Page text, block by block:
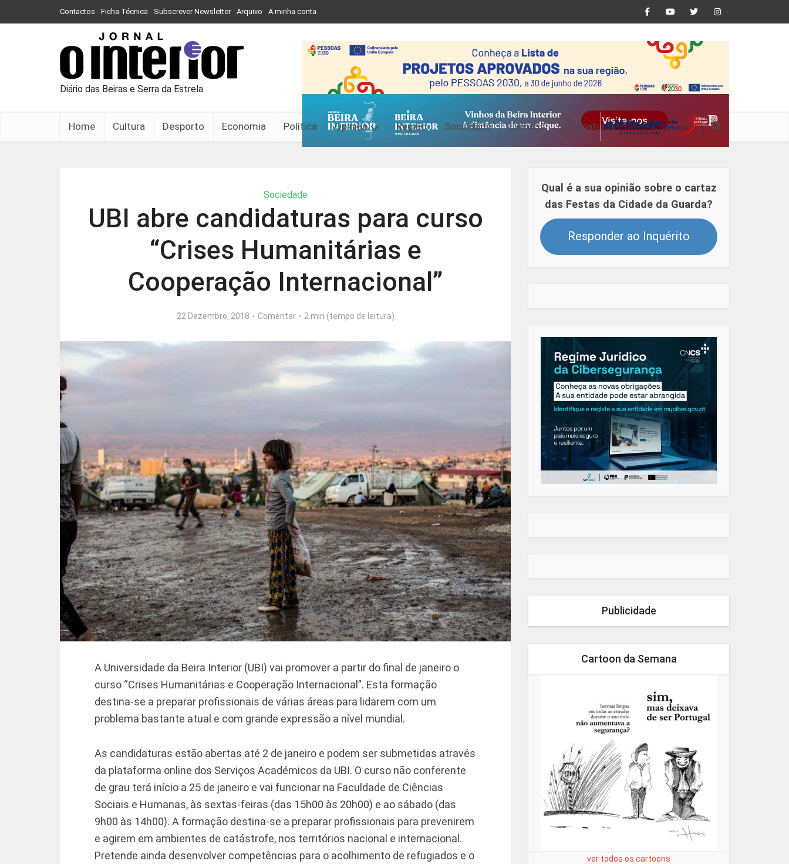
Contactos Ficha Técnica Subscrever Newsletter Arquivo A minha conta
Diário das Beiras e Serra da Estrela
Home Cultura Desporto Economia Política Opinião Região Sociedade Eventos Assinaturas
Sociedade
UBI abre candidaturas para curso
“Crises Humanitárias e
Cooperação Internacional”
22 Dezembro, 2018 Comentar 2 min (tempo de leitura)
A Universidade da Beira Interior (UBI) vai promover a partir do final de janeiro o
curso “Crises Humanitárias e Cooperação Internacional”. Esta formação
destina-se a preparar profissionais de várias áreas para lidarem com um
problema bastante atual e com grande expressão a nível mundial.
As candidaturas estão abertas até 2 de janeiro e podem ser submetidas através
da plataforma online dos Serviços Académicos da UBI. O curso não conferente
de grau terá início a 25 de janeiro e vai funcionar na Faculdade de Ciências
Sociais e Humanas, às sextas-feiras (das 15h00 às 20h00) e ao sábado (das
9h00 às 14h00). A formação destina-se a preparar profissionais para prevenirem
e agirem em ambientes de catástrofe, nos territórios nacional e internacional.
Pretende ainda desenvolver competências para o acolhimento de refugiados e o
Qual é a sua opinião sobre o cartaz
das Festas da Cidade da Guarda?
Responder ao Inquérito
Publicidade
Cartoon da Semana
ver todos os cartoons